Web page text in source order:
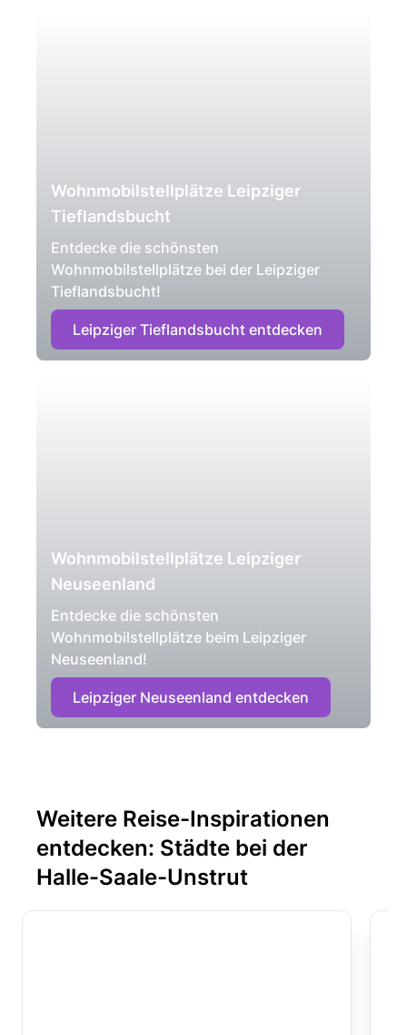
Wohnmobilstellplätze Leipziger
Tieflandsbucht
Entdecke die schönsten
Wohnmobilstellplätze bei der Leipziger
Tieflandsbucht!
Leipziger Tieflandsbucht entdecken
Wohnmobilstellplätze Leipziger
Neuseenland
Entdecke die schönsten
Wohnmobilstellplätze beim Leipziger
Neuseenland!
Leipziger Neuseenland entdecken
Weitere Reise-Inspirationen
entdecken: Städte bei der
Halle-Saale-Unstrut